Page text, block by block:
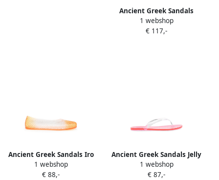
Ancient Greek Sandals
Esther sandalen met
striksluiting Wit
1 webshop
€ 117,-
Ancient Greek Sandals Iro
geweven ballerina's Wit
1 webshop
€ 88,-
Ancient Greek Sandals Jelly
slippers met open neus Wit
1 webshop
€ 87,-